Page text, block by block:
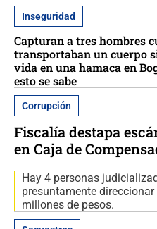
Inseguridad
Capturan a tres hombres
transportaban un cuerpo
vida en una hamaca en
esto se sabe
Corrupción
Fiscalía destapa
en Caja de
Hay 4 personas
presuntamente
millones de pesos.